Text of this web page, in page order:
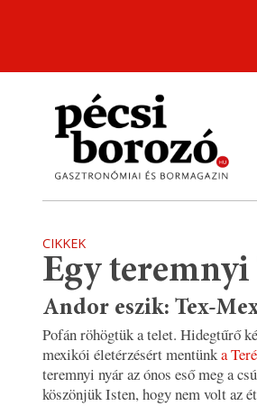
CIKKEK
Egy
Andor eszik: Tex-
Pofán röhögtük a telet. Hidegtűrő
mexikói életérzésért mentünka
teremnyi nyár az ónos eső meg a
köszönjük Isten, hogy nem volt az